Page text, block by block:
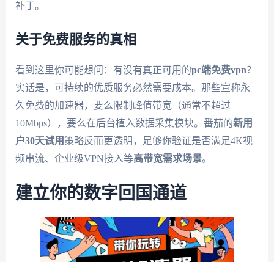
补丁。
关于免费服务的真相
看到这里你可能想问：有没有真正可用的pc端免费vpn？
实话是，可持续的优质服务必然需要成本。那些宣称永
久免费的加速器，要么限制峰值带宽（通常不超过
10Mbps），要么在后台植入数据采集模块。番茄的新用
户30天试用 策略反而更透明，足够你验证是否满足4K视
频串流、企业级VPN接入等高带宽需求场景。
建立你的数字回国通道